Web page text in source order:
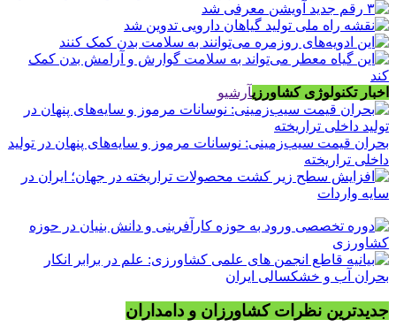
اخبار تکنولوژی کشاورزیآرشیو
بحران قیمت سیب‌زمینی: نوسانات مرموز و سایه‌های پنهان در تولید
داخلی تراریخته
جدیدترین نظرات کشاورزان و دامداران